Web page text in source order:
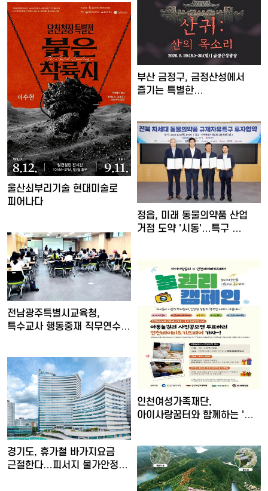
부산 금정구, 금정산성에서
즐기는 특별한
울산쇠부리기술 현대미술로
피어나다
정읍, 미래 동물의약품 산업
거점 도약 '시동'…특구 …
전남광주특별시교육청,
특수교사 행동중재 직무연수
인천여성가족재단,
아이사랑꿈터와 함께하는 '놀
경기도, 휴가철 바가지요금
근절한다…피서지 물가안정